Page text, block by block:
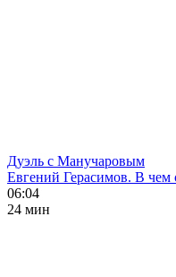
Дуэль с Манучаровым
Евгений Герасимов. В чем
06:04
24 мин